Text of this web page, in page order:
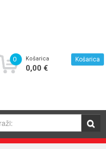
0 Košarica
0,00 €
Košarica